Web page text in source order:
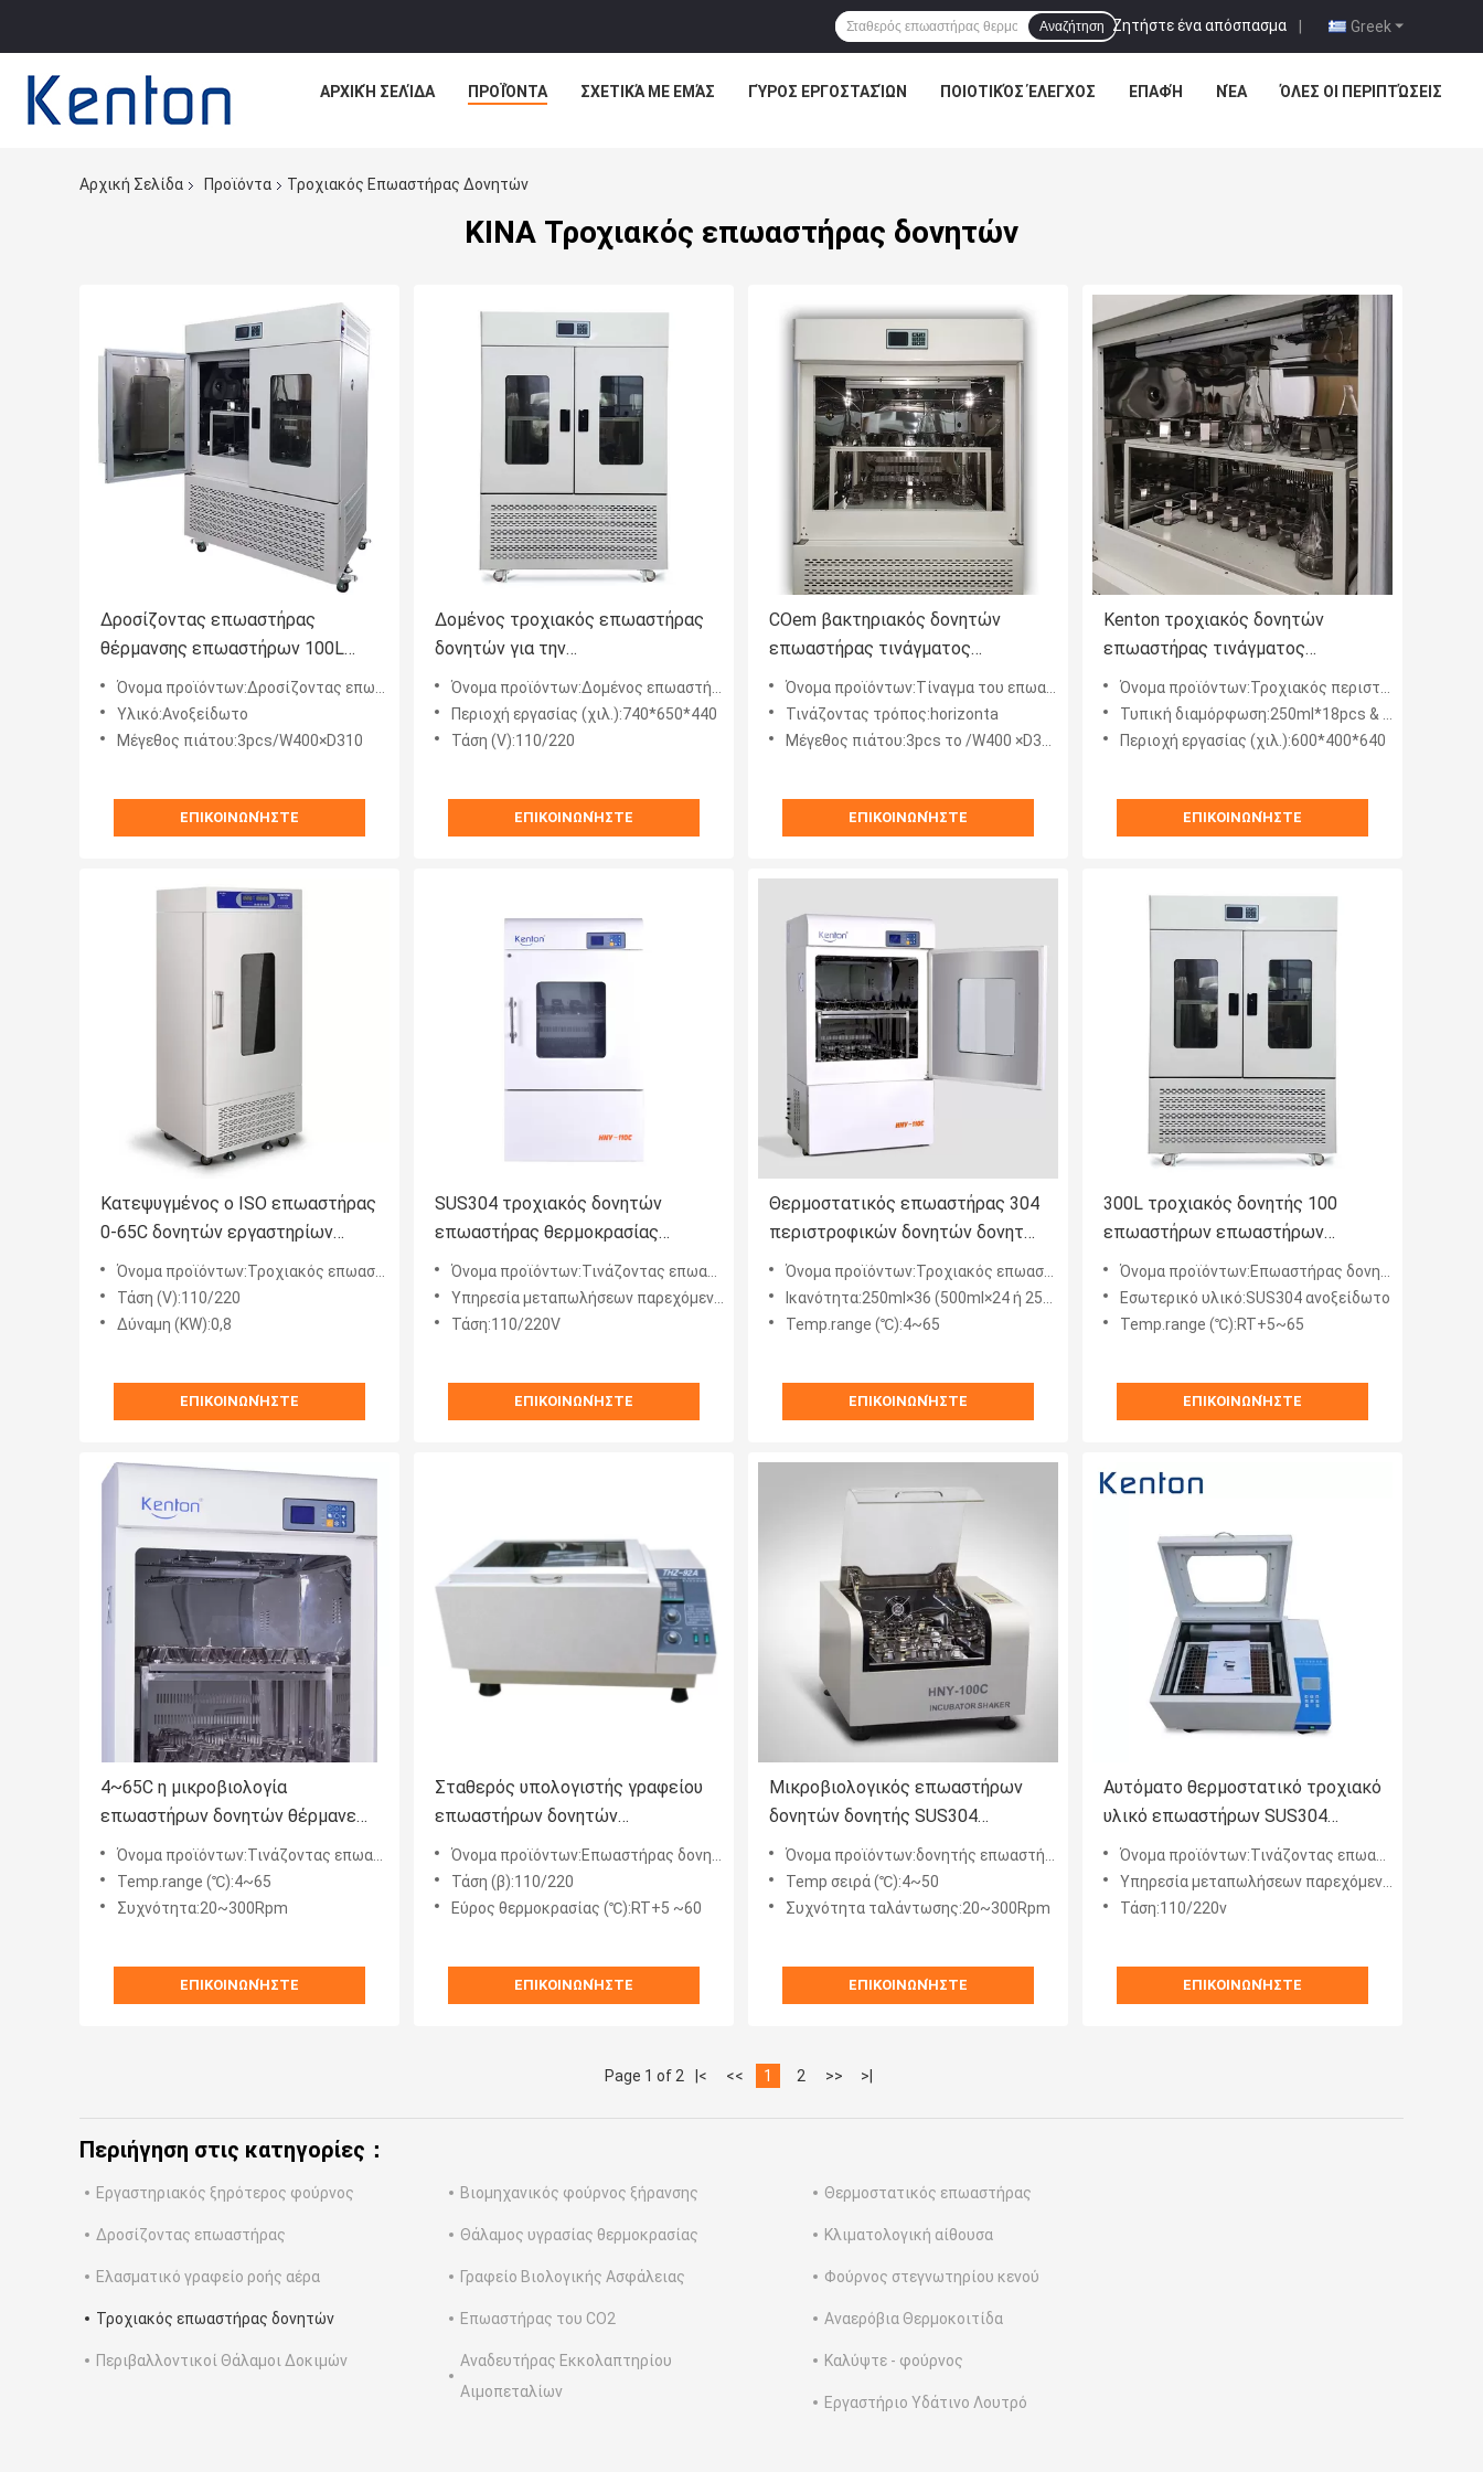
Greek
Ζητήστε ένα απόσπασμα |
Αναζήτηση
ΑΡΧΙΚΉ ΣΕΛΊΔΑ ΠΡΟΪΌΝΤΑ ΣΧΕΤΙΚΆ ΜΕ ΕΜΆΣ ΓΎΡΟΣ ΕΡΓΟΣΤΑΣΊΩΝ ΠΟΙΟΤΙΚΌΣ ΈΛΕΓΧΟΣ ΕΠΑΦΉ ΝΈΑ ΌΛΕΣ ΟΙ ΠΕΡΙΠΤΏΣΕΙΣ
Αρχική Σελίδα Προϊόντα Τροχιακός Επωαστήρας Δονητών
ΚΙΝΑ Τροχιακός επωαστήρας δονητών
Δροσίζοντας επωαστήρας
θέρμανσης επωαστήρων 100L
δονητών ανοξείδωτου
εσωτερικός τροχιακός
Όνομα προϊόντων:Δροσίζοντας επωαστήρας δονητών θέρμανσης
Υλικό:Ανοξείδωτο
Μέγεθος πιάτου:3pcs/W400×D310
ΕΠΙΚΟΙΝΩΝΉΣΤΕ
Δομένος τροχιακός επωαστήρας
δονητών για την
κυτταροκαλλιέργεια με
κατεψυγμένος
Όνομα προϊόντων:Δομένος επωαστήρες δονητών
Περιοχή εργασίας (χιλ.):740*650*440
Τάση (V):110/220
ΕΠΙΚΟΙΝΩΝΉΣΤΕ
COem βακτηριακός δονητών
επωαστήρας τινάγματος
επωαστήρων οριζόντιος για το
εργαστήριο
Όνομα προϊόντων:Τίναγμα του επωαστήρα για το εργαστήριο
Τινάζοντας τρόπος:horizonta
Μέγεθος πιάτου:3pcs το /W400 ×D310
ΕΠΙΚΟΙΝΩΝΉΣΤΕ
Kenton τροχιακός δονητών
επωαστήρας τινάγματος
επωαστήρων 110V 220V
περιστροφικός
Όνομα προϊόντων:Τροχιακός περιστροφικός επωαστήρας τινάγματος
Τυπική διαμόρφωση:250ml*18pcs & καθολικό ελατήριο
Περιοχή εργασίας (χιλ.):600*400*640
ΕΠΙΚΟΙΝΩΝΉΣΤΕ
Κατεψυγμένος ο ISO επωαστήρας
0-65C δονητών εργαστηρίων
επωαστήρων τινάγματος
Όνομα προϊόντων:Τροχιακός επωαστήρας δονητών
Τάση (V):110/220
Δύναμη (KW):0,8
ΕΠΙΚΟΙΝΩΝΉΣΤΕ
SUS304 τροχιακός δονητών
επωαστήρας θερμοκρασίας
επωαστήρων σταθερός για το
εργαστήριο
Όνομα προϊόντων:Τινάζοντας επωαστήρας
Υπηρεσία μεταπωλήσεων παρεχόμενη:Τηλεοπτική τεχνική υποστήριξη
Τάση:110/220V
ΕΠΙΚΟΙΝΩΝΉΣΤΕ
Θερμοστατικός επωαστήρας 304
περιστροφικών δονητών δονητών
εργαστηριακών επωαστήρων
ανοξείδωτο
Όνομα προϊόντων:Τροχιακός επωαστήρας περιστροφικών δονητών
Ικανότητα:250ml×36 (500ml×24 ή 250ml×36 ή 100ml×56)
Temp.range (℃):4~65
ΕΠΙΚΟΙΝΩΝΉΣΤΕ
300L τροχιακός δονητής 100
επωαστήρων επωαστήρων
δονητών ανοξείδωτο
περιστροφής/λεπτό 304
Όνομα προϊόντων:Επωαστήρας δονητών ανοξείδωτου
Εσωτερικό υλικό:SUS304 ανοξείδωτο
Temp.range (℃):RT+5~65
ΕΠΙΚΟΙΝΩΝΉΣΤΕ
4~65C η μικροβιολογία
επωαστήρων δονητών θέρμανε
τον τροχιακό επωαστήρα
20~300Rpm
Όνομα προϊόντων:Τινάζοντας επωαστήρας
Temp.range (℃):4~65
Συχνότητα:20~300Rpm
ΕΠΙΚΟΙΝΩΝΉΣΤΕ
Σταθερός υπολογιστής γραφείου
επωαστήρων δονητών
θερμοκρασίας τροχιακός που
τινάζει τον τροχιακό επωαστήρα
Όνομα προϊόντων:Επωαστήρας δονητών
Τάση (β):110/220
Εύρος θερμοκρασίας (℃):RT+5 ~60
ΕΠΙΚΟΙΝΩΝΉΣΤΕ
Μικροβιολογικός επωαστήρων
δονητών δονητής SUS304
επωαστήρων
κυτταροκαλλιέργειας βιοχημικός
θερμαμένος
Όνομα προϊόντων:δονητής επωαστήρων
Temp σειρά (℃):4~50
Συχνότητα ταλάντωσης:20~300Rpm
ΕΠΙΚΟΙΝΩΝΉΣΤΕ
Αυτόματο θερμοστατικό τροχιακό
υλικό επωαστήρων SUS304
δονητών εργαστηρίων
Όνομα προϊόντων:Τινάζοντας επωαστήρας
Υπηρεσία μεταπωλήσεων παρεχόμενη:Τηλεοπτική τεχνική υποστήριξη
Τάση:110/220v
ΕΠΙΚΟΙΝΩΝΉΣΤΕ
Page 1 of 2 |< << 1 2 >> >|
Περιήγηση στις κατηγορίες：
Εργαστηριακός ξηρότερος φούρνος Βιομηχανικός φούρνος ξήρανσης Θερμοστατικός επωαστήρας
Δροσίζοντας επωαστήρας Θάλαμος υγρασίας θερμοκρασίας Κλιματολογική αίθουσα
Ελασματικό γραφείο ροής αέρα Γραφείο Βιολογικής Ασφάλειας Φούρνος στεγνωτηρίου κενού
Τροχιακός επωαστήρας δονητών Επωαστήρας του CO2 Αναερόβια Θερμοκοιτίδα
Περιβαλλοντικοί Θάλαμοι Δοκιμών
Αναδευτήρας Εκκολαπτηρίου
Αιμοπεταλίων
Καλύψτε - φούρνος
Εργαστήριο Υδάτινο Λουτρό